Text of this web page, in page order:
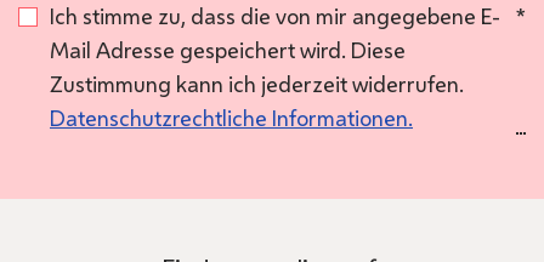
Ich stimme zu, dass die von mir angegebene E-
Mail Adresse gespeichert wird. Diese
Zustimmung kann ich jederzeit widerrufen.
Datenschutzrechtliche Informationen.
*